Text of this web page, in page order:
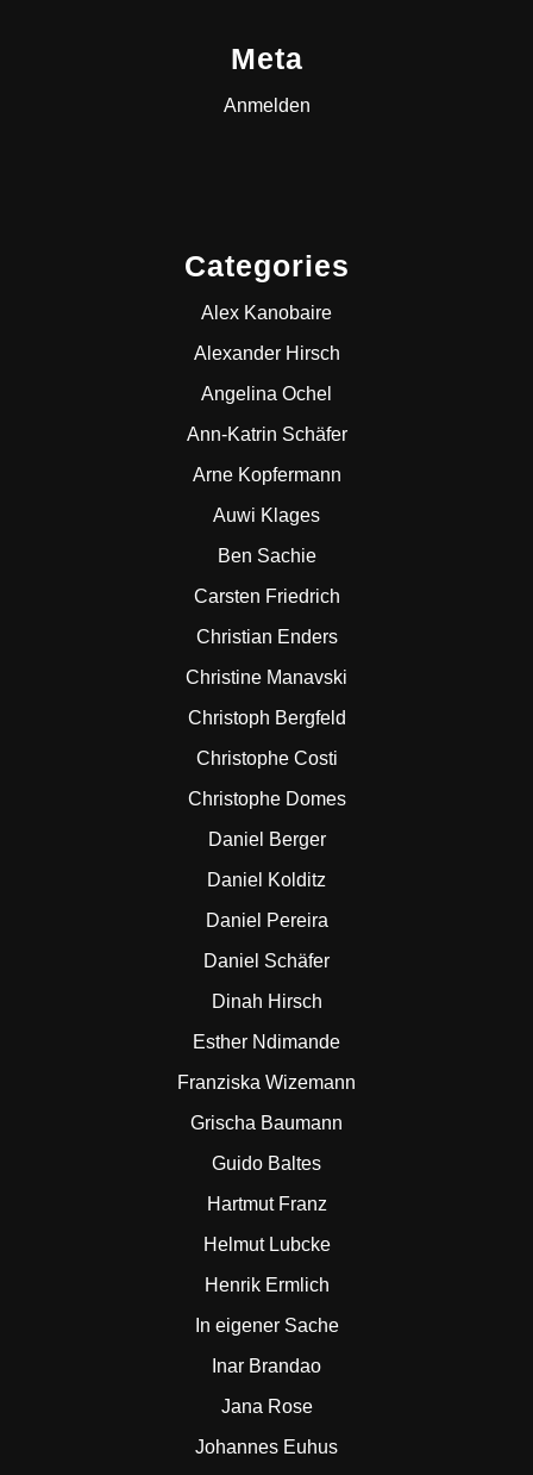
Meta
Anmelden
Categories
Alex Kanobaire
Alexander Hirsch
Angelina Ochel
Ann-Katrin Schäfer
Arne Kopfermann
Auwi Klages
Ben Sachie
Carsten Friedrich
Christian Enders
Christine Manavski
Christoph Bergfeld
Christophe Costi
Christophe Domes
Daniel Berger
Daniel Kolditz
Daniel Pereira
Daniel Schäfer
Dinah Hirsch
Esther Ndimande
Franziska Wizemann
Grischa Baumann
Guido Baltes
Hartmut Franz
Helmut Lubcke
Henrik Ermlich
In eigener Sache
Inar Brandao
Jana Rose
Johannes Euhus